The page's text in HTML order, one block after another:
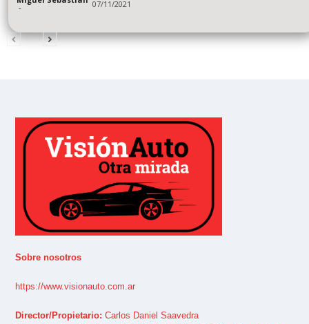
- 07/11/2021
Sobre nosotros
https://www.visionauto.com.ar
Director/Propietario: Carlos Daniel Saavedra